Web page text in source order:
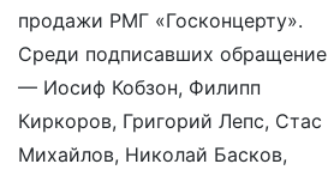
продажи РМГ «Госконцерту».
Среди подписавших обращение
— Иосиф Кобзон, Филипп
Киркоров, Григорий Лепс, Стас
Михайлов, Николай Басков,